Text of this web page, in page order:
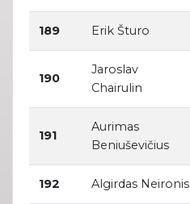
189 Erik Šturo
190
Jaroslav
Chairulin
191
Aurimas
Beniuševičius
192 Algirdas Neironis